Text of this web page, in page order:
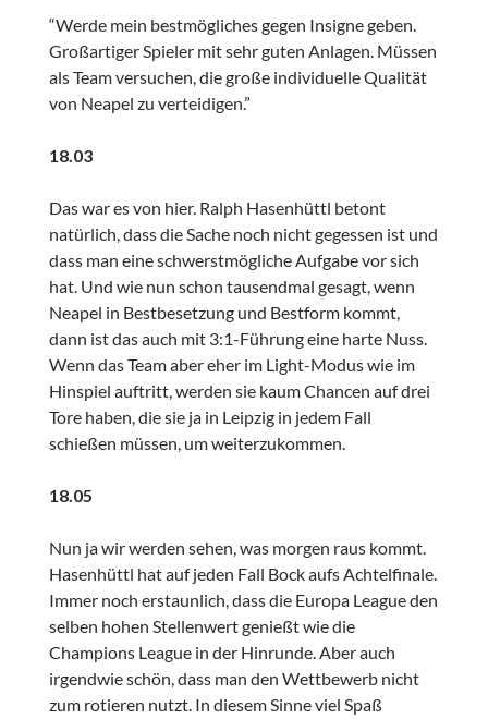
“Werde mein bestmögliches gegen Insigne geben.
Großartiger Spieler mit sehr guten Anlagen. Müssen
als Team versuchen, die große individuelle Qualität
von Neapel zu verteidigen.”
18.03
Das war es von hier. Ralph Hasenhüttl betont
natürlich, dass die Sache noch nicht gegessen ist und
dass man eine schwerstmögliche Aufgabe vor sich
hat. Und wie nun schon tausendmal gesagt, wenn
Neapel in Bestbesetzung und Bestform kommt,
dann ist das auch mit 3:1-Führung eine harte Nuss.
Wenn das Team aber eher im Light-Modus wie im
Hinspiel auftritt, werden sie kaum Chancen auf drei
Tore haben, die sie ja in Leipzig in jedem Fall
schießen müssen, um weiterzukommen.
18.05
Nun ja wir werden sehen, was morgen raus kommt.
Hasenhüttl hat auf jeden Fall Bock aufs Achtelfinale.
Immer noch erstaunlich, dass die Europa League den
selben hohen Stellenwert genießt wie die
Champions League in der Hinrunde. Aber auch
irgendwie schön, dass man den Wettbewerb nicht
zum rotieren nutzt. In diesem Sinne viel Spaß